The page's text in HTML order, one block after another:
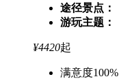
途径景点：
游玩主题：
¥4420起
满意度100%